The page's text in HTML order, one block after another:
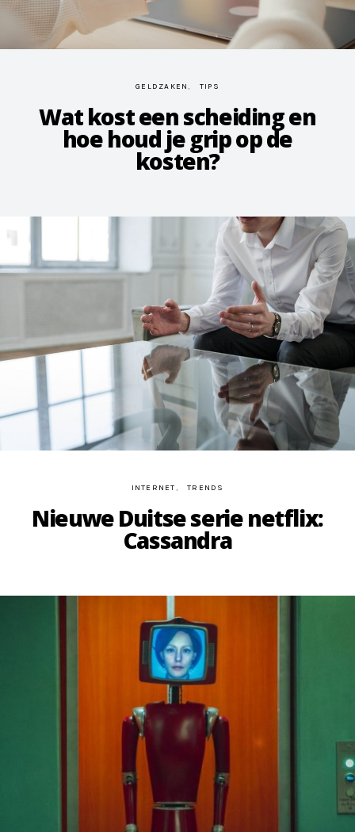
GELDZAKEN TIPS
Wat kost een scheiding en
hoe houd je grip op de
kosten?
INTERNET TRENDS
Nieuwe Duitse serie netflix:
Cassandra